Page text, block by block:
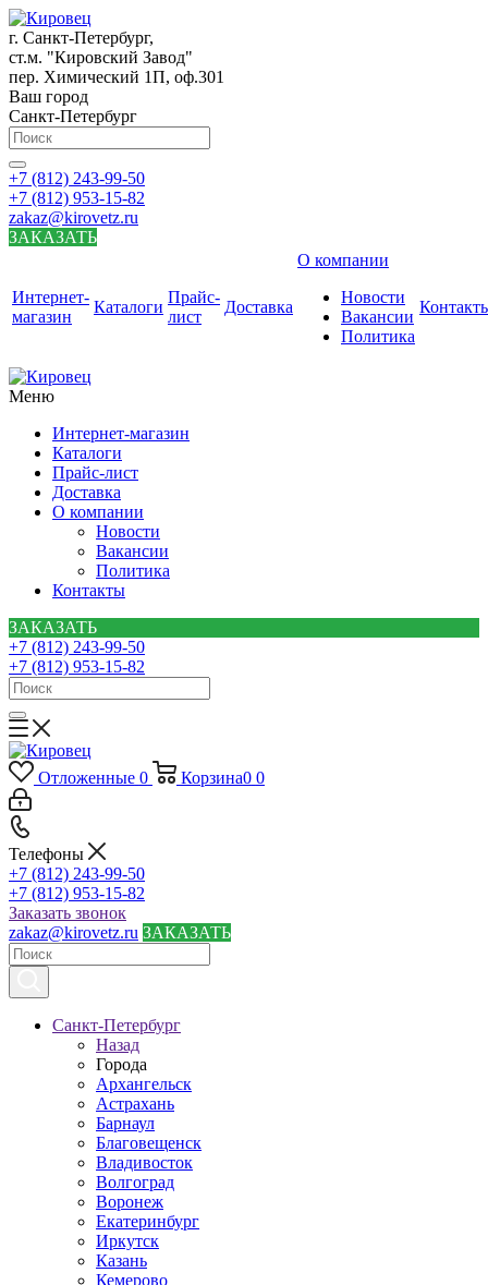
г. Санкт-Петербург,
ст.м. "Кировский Завод"
пер. Химический 1П, оф.301
Ваш город
Санкт-Петербург
+7 (812) 243-99-50
+7 (812) 953-15-82
zakaz@kirovetz.ru
ЗАКАЗАТЬ
Интернет-
магазин
Каталоги
Прайс-
лист
Доставка
О компании
Новости
Вакансии
Политика
Меню
Интернет-магазин
Каталоги
Прайс-лист
Доставка
О компании
Новости
Вакансии
Политика
Контакты
ЗАКАЗАТЬ
+7 (812) 243-99-50
+7 (812) 953-15-82
Отложенные 0 Корзина0 0
Телефоны
+7 (812) 243-99-50
+7 (812) 953-15-82
Заказать звонок
zakaz@kirovetz.ru ЗАКАЗАТЬ
Санкт-Петербург
Назад
Города
Архангельск
Астрахань
Барнаул
Благовещенск
Владивосток
Волгоград
Воронеж
Екатеринбург
Иркутск
Казань
Кемерово